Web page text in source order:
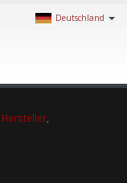
Deutschland
Hersteller